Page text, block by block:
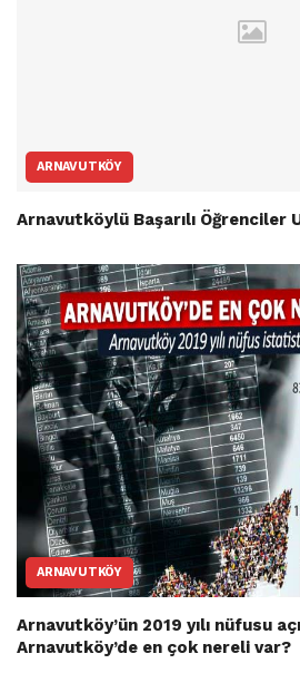
ARNAVUTKÖY
Arnavutköylü Başarılı Öğrenciler
ARNAVUTKÖY
Arnavutköy’ün 2019 yılı nüfusu
Arnavutköy’de en çok nereli var?